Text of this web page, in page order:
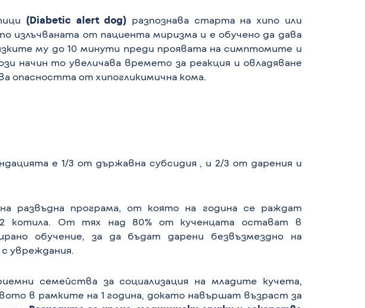
(Diabetic alert dog) разпознава старта на хипо или
излъчваната от пациента миризма и е обучено да дава
му до 10 минути преди проявата на симптомите и
начин то увеличава времето за реакция и овладяване
опасността от хипогликимична кома.
е 1/3 от държавна субсидия , и 2/3 от дарения и
развъдна програма, от която на година се раждат
котила. От тях над 80% от кученцата остават в
обучение, за да бъдат дарени безвъзмездно на
увреждания.
семейства за социализация на младите кучета,
в рамките на 1 година, докато навършат възраст за